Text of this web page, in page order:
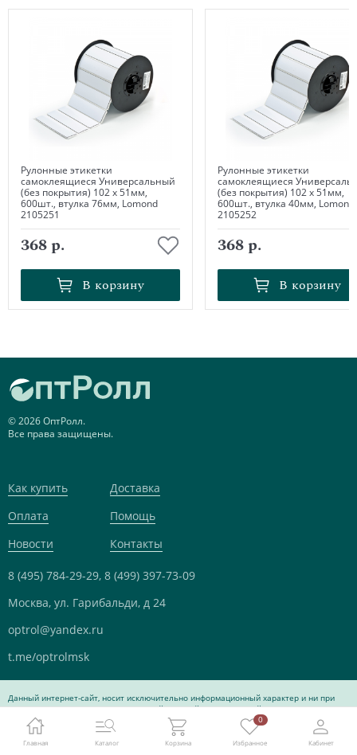
Рулонные этикетки
самоклеящиеся Универсальный
(без покрытия) 102 х 51мм,
600шт., втулка 76мм, Lomond
2105251
368 р.
В корзину
В корзину
Рулонные этикетки
самоклеящиеся
(без покрытия) 102 х 51мм,
600шт., втулка 40мм, Lomond
2105252
368 р.
В корзину
В корзину
Главная Каталог Корзина
0
Избранное Кабинет
© 2026 ОптРолл.
Все права защищены.
Как купить
Доставка
Оплата
Помощь
Новости
Контакты
8 (495) 784-29-29, 8 (499) 397-73-09
Москва, ул. Гарибальди, д 24
optrol@yandex.ru
t.me/optrolmsk
Данный интернет-сайт, носит исключительно информационный характер и ни при
каких условиях не является публичной офертой, определяемой положениями Статьи
437 Гражданского кодекса Российской Федерации.